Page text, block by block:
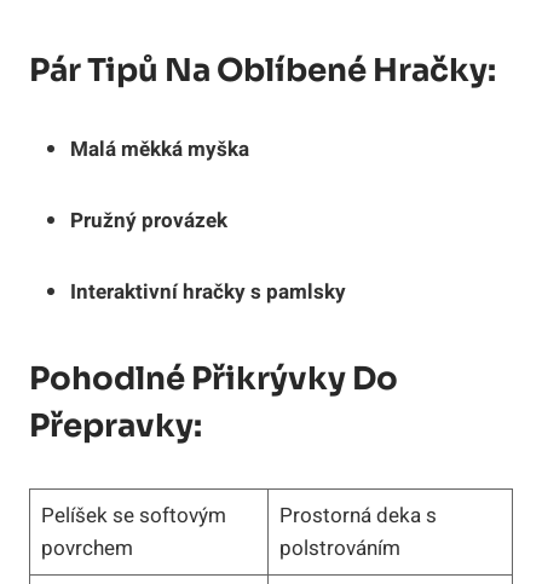
Pár Tipů Na Oblíbené Hračky:
Malá měkká myška
Pružný provázek
Interaktivní hračky s pamlsky
Pohodlné Přikrývky Do
Přepravky:
Pelíšek se softovým
povrchem
Prostorná deka s
polstrováním